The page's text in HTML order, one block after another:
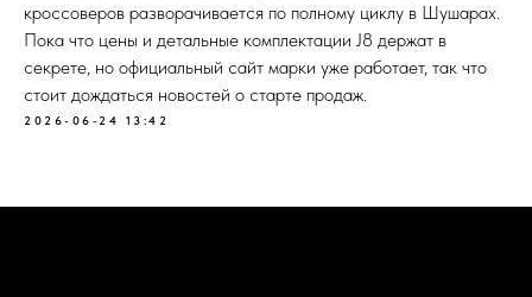
кроссоверов разворачивается по полному циклу в Шушарах.
Пока что цены и детальные комплектации J8 держат в
секрете, но официальный сайт марки уже работает, так что
стоит дождаться новостей о старте продаж.
2026-06-24 13:42